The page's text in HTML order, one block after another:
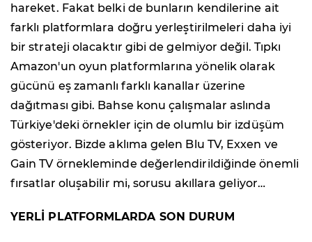
hareket. Fakat belki de bunların kendilerine ait
farklı platformlara doğru yerleştirilmeleri daha iyi
bir strateji olacaktır gibi de gelmiyor değil. Tıpkı
Amazon'un oyun platformlarına yönelik olarak
gücünü eş zamanlı farklı kanallar üzerine
dağıtması gibi. Bahse konu çalışmalar aslında
Türkiye'deki örnekler için de olumlu bir izdüşüm
gösteriyor. Bizde aklıma gelen Blu TV, Exxen ve
Gain TV örnekleminde değerlendirildiğinde önemli
fırsatlar oluşabilir mi, sorusu akıllara geliyor…
YERLİ PLATFORMLARDA SON DURUM